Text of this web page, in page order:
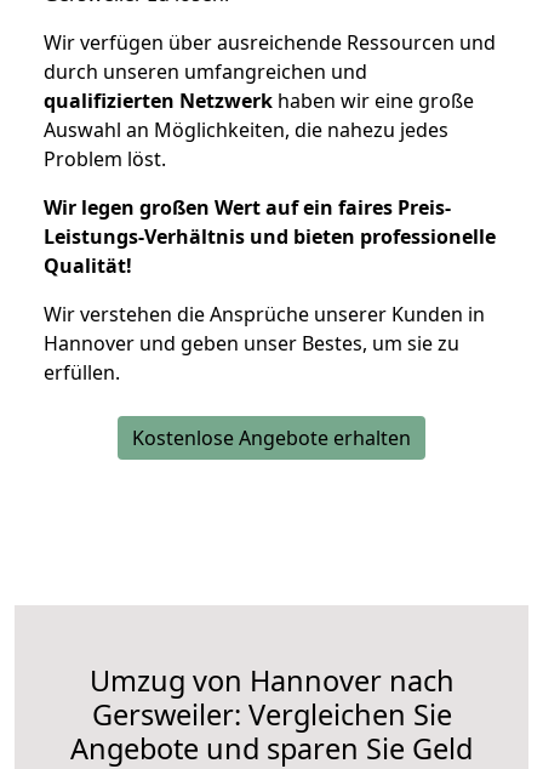
Wir verfügen über ausreichende Ressourcen und
durch unseren umfangreichen und
qualifizierten Netzwerk haben wir eine große
Auswahl an Möglichkeiten, die nahezu jedes
Problem löst.
Wir legen großen Wert auf ein faires Preis-
Leistungs-Verhältnis und bieten professionelle
Qualität!
Wir verstehen die Ansprüche unserer Kunden in
Hannover und geben unser Bestes, um sie zu
erfüllen.
Kostenlose Angebote erhalten
Umzug von Hannover nach
Gersweiler: Vergleichen Sie
Angebote und sparen Sie Geld